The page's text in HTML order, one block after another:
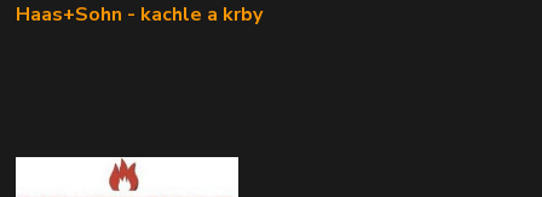
Haas+Sohn - kachle a krby